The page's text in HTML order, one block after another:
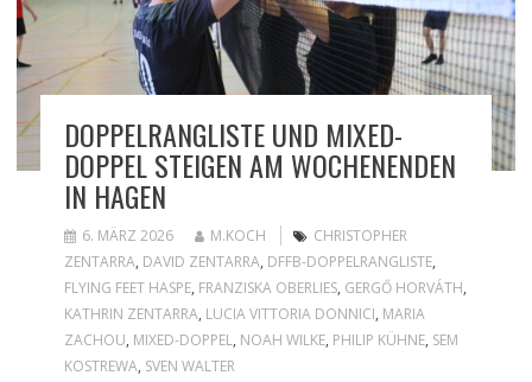
DOPPELRANGLISTE UND MIXED-
DOPPEL STEIGEN AM WOCHENENDEN
IN HAGEN
6. MÄRZ 2026 M.KOCH
CHRISTOPHER
ZENTARRA, DAVID ZENTARRA, DFFB-DOPPELRANGLISTE,
FLYING FEET HASPE, FRANZISKA OBERLIES, GERGŐ HORVÁTH,
KATHRIN ZENTARRA, LUCIA VITTORIA DONNICI, MARIA
ZACHOU, MIXED-DOPPEL, NOAH WILKE, PHILIP KÜHNE, SEM
KOSTREWA, SVEN WALTER